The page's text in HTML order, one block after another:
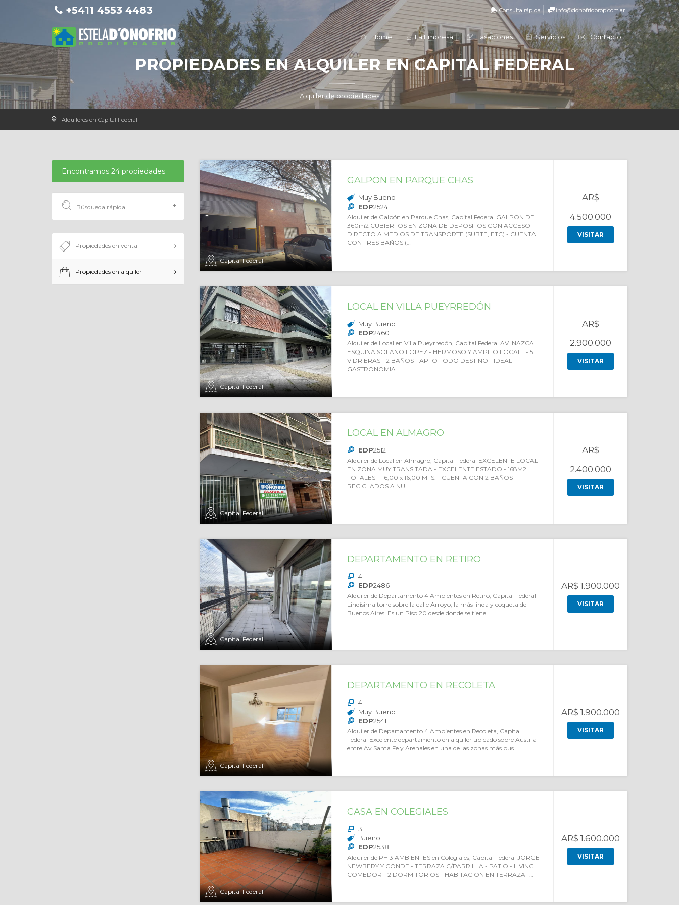
+5411 4553 4483 Consulta rápida info@donofrioprop.com.ar
Home La Empresa Tasaciones Servicios Contacto
PROPIEDADES EN ALQUILER EN CAPITAL FEDERAL
Alquiler de propiedades
Alquileres en Capital Federal
Encontramos 24 propiedades
Búsqueda rápida
Propiedades en venta
Propiedades en alquiler
Capital Federal
GALPON EN PARQUE CHAS
Muy Bueno
EDP2524
Alquiler de Galpón en Parque Chas, Capital Federal GALPON DE
360m2 CUBIERTOS EN ZONA DE DEPOSITOS CON ACCESO
DIRECTO A MEDIOS DE TRANSPORTE (SUBTE, ETC) - CUENTA
CON TRES BAÑOS (…
AR$
4.500.000
VISITAR
Capital Federal
LOCAL EN VILLA PUEYRREDÓN
Muy Bueno
EDP2460
Alquiler de Local en Villa Pueyrredón, Capital Federal AV. NAZCA
ESQUINA SOLANO LOPEZ - HERMOSO Y AMPLIO LOCAL - 5
VIDRIERAS - 2 BAÑOS - APTO TODO DESTINO - IDEAL
GASTRONOMIA …
AR$
2.900.000
VISITAR
Capital Federal
LOCAL EN ALMAGRO
EDP2512
Alquiler de Local en Almagro, Capital Federal EXCELENTE LOCAL
EN ZONA MUY TRANSITADA - EXCELENTE ESTADO - 168M2
TOTALES - 6,00 x 16,00 MTS. - CUENTA CON 2 BAÑOS
RECICLADOS A NU…
AR$
2.400.000
VISITAR
Capital Federal
DEPARTAMENTO EN RETIRO
4
EDP2486
Alquiler de Departamento 4 Ambientes en Retiro, Capital Federal
Lindísima torre sobre la calle Arroyo, la más linda y coqueta de
Buenos Aires. Es un Piso 20 desde donde se tiene…
AR$ 1.900.000
VISITAR
Capital Federal
DEPARTAMENTO EN RECOLETA
4
Muy Bueno
EDP2541
Alquiler de Departamento 4 Ambientes en Recoleta, Capital
Federal Excelente departamento en alquiler ubicado sobre Austria
entre Av Santa Fe y Arenales en una de las zonas más bus…
AR$ 1.900.000
VISITAR
Capital Federal
CASA EN COLEGIALES
3
Bueno
EDP2538
Alquiler de PH 3 AMBIENTES en Colegiales, Capital Federal JORGE
NEWBERY Y CONDE - TERRAZA C/PARRILLA - PATIO - LIVING
COMEDOR - 2 DORMITORIOS - HABITACION EN TERRAZA -…
AR$ 1.600.000
VISITAR